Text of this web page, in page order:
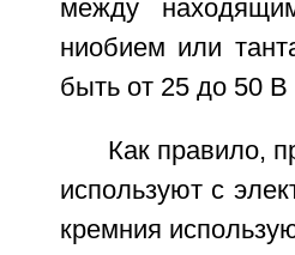
между
ниобием или
быть от 25 до 50
Как правило,
используют с
кремния